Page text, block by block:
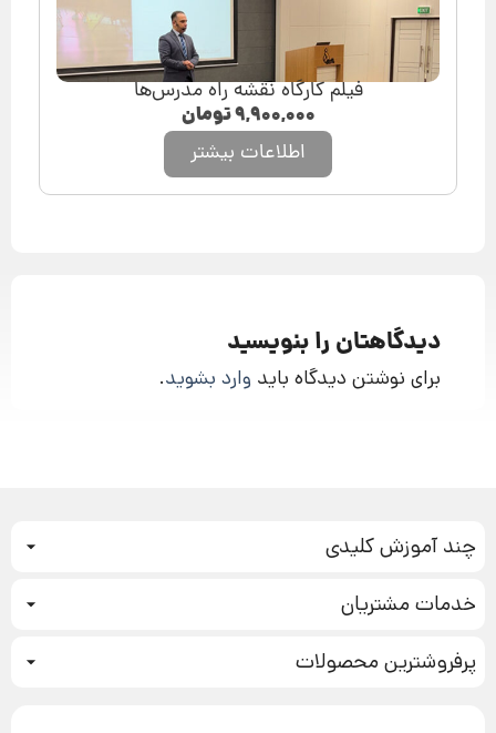
فیلم کارگاه نقشه راه مدرس‌ها
۹,۹۰۰,۰۰۰تومان
اطلاعات بیشتر
دیدگاهتان را بنویسید
برای نوشتن دیدگاه باید وارد بشوید.
چند آموزش کلیدی
بازاریابی عصبی
تبلیغ نویسی
خدمات مشتریان
آموزش دسترسی به دانلود فایل‌ها
پرفروشترین محصولاتدوره جدید سیستم سازی